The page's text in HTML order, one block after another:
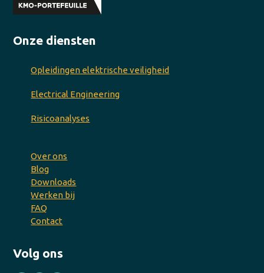
Onze diensten
Opleidingen elektrische veiligheid
Electrical Engineering
Risicoanalyses
Over ons
Blog
Downloads
Werken bij
FAQ
Contact
Volg ons